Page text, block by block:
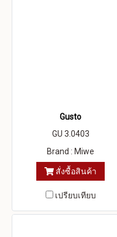
Gusto
GU 3.0403
Brand : Miwe
สั่งซื้อสินค้า
เปรียบเทียบ